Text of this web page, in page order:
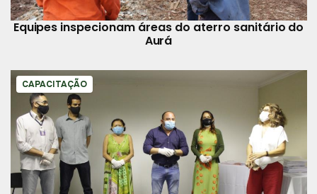
Equipes inspecionam áreas do aterro sanitário do
Aurá
CAPACITAÇÃO